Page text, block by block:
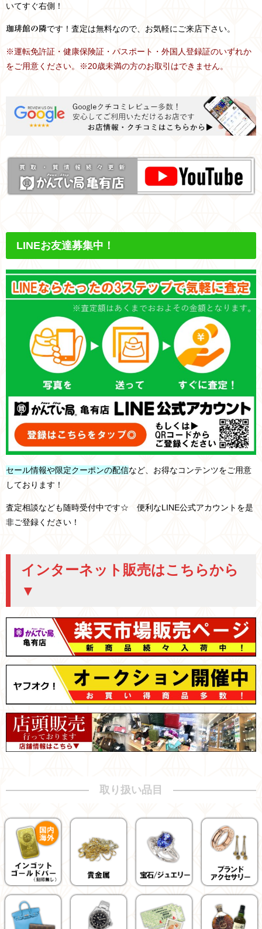
いてすぐ右側！
珈琲館の隣です！査定は無料なので、お気軽にご来店下さい。
※運転免許証・健康保険証・パスポート・外国人登録証のいずれか
をご用意ください。※20歳未満の方のお取引はできません。
LINEお友達募集中！
セール情報や限定クーポンの配信など、お得なコンテンツをご用意
しております！
査定相談なども随時受付中です☆ 便利なLINE公式アカウントを是
非ご登録ください！
インターネット販売はこちらから
▼
取り扱い品目